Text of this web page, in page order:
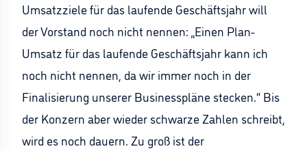
Umsatzziele für das laufende Geschäftsjahr will
der Vorstand noch nicht nennen: „Einen Plan-
Umsatz für das laufende Geschäftsjahr kann ich
noch nicht nennen, da wir immer noch in der
Finalisierung unserer Businesspläne stecken.“ Bis
der Konzern aber wieder schwarze Zahlen schreibt,
wird es noch dauern. Zu groß ist der